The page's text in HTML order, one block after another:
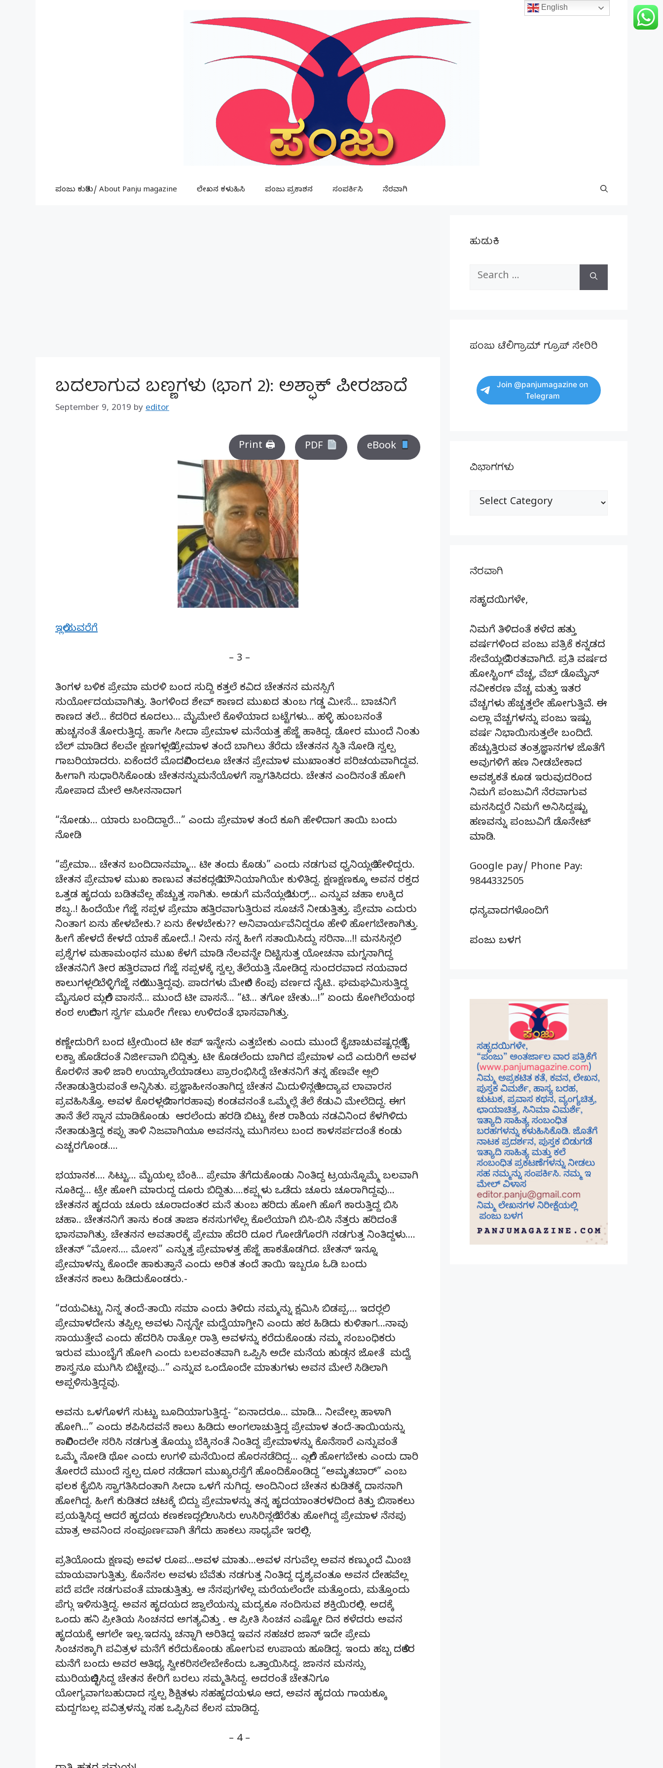
ಪಂಜು ಕುರಿತು/ About Panju magazine ಲೇಖನ ಕಳುಹಿಸಿ ಪಂಜು ಪ್ರಕಾಶನ ಸಂಪರ್ಕಿಸಿ ನೆರವಾಗಿ
ಬದಲಾಗುವ ಬಣ್ಣಗಳು (ಭಾಗ 2): ಅಶ್ಫಾಕ್ ಪೀರಜಾದೆ
September 9, 2019 by editor
Print 🖨 PDF eBook
ಇಲ್ಲಿಯವರೆಗೆ
– 3 –
ತಿಂಗಳ ಬಳಿಕ ಪ್ರೇಮಾ ಮರಳಿ ಬಂದ ಸುದ್ದಿ ಕತ್ತಲೆ ಕವಿದ ಚೇತನನ ಮನಸ್ಸಿಗೆ
ಸುರ್ಯೋದಯವಾಗಿತ್ತು. ತಿಂಗಳಿಂದ ಶೇವ್ ಕಾಣದ ಮುಖದ ತುಂಬ ಗಡ್ಡ ಮೀಸೆ… ಬಾಚನಿಗೆ
ಕಾಣದ ತಲೆ… ಕೆದರಿದ ಕೂದಲು… ಮೈಮೇಲೆ ಕೊಳೆಯಾದ ಬಟ್ಟೆಗಳು… ಹಳ್ಳಿ ಹುಂಬನಂತೆ
ಹುಚ್ಚನಂತೆ ತೋರುತ್ತಿದ್ದ. ಹಾಗೇ ಸೀದಾ ಪ್ರೇಮಾಳ ಮನೆಯತ್ತ ಹೆಜ್ಜೆ ಹಾಕಿದ್ದ. ಡೋರ ಮುಂದೆ ನಿಂತು
ಬೆಲ್ ಮಾಡಿದ ಕೆಲವೇ ಕ್ಷಣಗಳಲ್ಲಿ ಪ್ರೇಮಾಳ ತಂದೆ ಬಾಗಿಲು ತೆರೆದು ಚೇತನನ ಸ್ಥಿತಿ ನೋಡಿ ಸ್ವಲ್ಪ
ಗಾಬರಿಯಾದರು. ಏಕೆಂದರೆ ಮೊದಲಿನಿಂದಲೂ ಚೇತನ ಪ್ರೇಮಾಳ ಮುಖಾಂತರ ಪರಿಚಯವಾಗಿದ್ದವ.
ಹೀಗಾಗಿ ಸುಧಾರಿಸಿಕೊಂಡು ಚೇತನನ್ನುಮನೆಯೊಳಗೆ ಸ್ವಾಗತಿಸಿದರು. ಚೇತನ ಎಂದಿನಂತೆ ಹೋಗಿ
ಸೋಪಾದ ಮೇಲೆ ಆಸೀನನಾದಾಗ
“ನೋಡು… ಯಾರು ಬಂದಿದ್ದಾರೆ…” ಎಂದು ಪ್ರೇಮಾಳ ತಂದೆ ಕೂಗಿ ಹೇಳಿದಾಗ ತಾಯಿ ಬಂದು
ನೋಡಿ
“ಪ್ರೇಮಾ… ಚೇತನ ಬಂದಿದಾನಮ್ಮಾ… ಟೀ ತಂದು ಕೊಡು” ಎಂದು ನಡಗುವ ಧ್ವನಿಯಲ್ಲಿ ಹೇಳಿದ್ದರು.
ಚೇತನ ಪ್ರೇಮಾಳ ಮುಖ ಕಾಣುವ ತವಕದಲ್ಲಿ ಮೌನಿಯಾಗಿಯೇ ಕುಳಿತಿದ್ದ. ಕ್ಷಣಕ್ಷಣಕ್ಕೂ ಅವನ ರಕ್ತದ
ಒತ್ತಡ ಹೃದಯ ಬಡಿತವೆಲ್ಲ ಹೆಚ್ಚುತ್ತ ಸಾಗಿತು. ಅಡುಗೆ ಮನೆಯಲ್ಲಿ ಚುರ್ರ್… ಎನ್ನುವ ಚಹಾ ಉಕ್ಕಿದ
ಶಬ್ಧ..! ಹಿಂದೆಯೇ ಗೆಜ್ಜೆ ಸಪ್ಪಳ ಪ್ರೇಮಾ ಹತ್ತಿರವಾಗುತ್ತಿರುವ ಸೂಚನೆ ನೀಡುತ್ತಿತ್ತು. ಪ್ರೇಮಾ ಎದುರು
ನಿಂತಾಗ ಏನು ಹೇಳಬೇಕು.? ಏನು ಕೇಳಬೇಕು?? ಅನಿವಾರ್ಯವೆನಿದ್ದರೂ ಹೇಳಿ ಹೋಗಬೇಕಾಗಿತ್ತು.
ಹೀಗೆ ಹೇಳದೆ ಕೇಳದೆ ಯಾಕೆ ಹೋದೆ..! ನೀನು ನನ್ನ ಹೀಗೆ ಸತಾಯಿಸಿದ್ದು ಸರಿನಾ…!! ಮನಸಿನಲ್ಲಿ
ಪ್ರಶ್ನೆಗಳ ಮಹಾಮಂಥನ ಮುಖ ಕೆಳಗೆ ಮಾಡಿ ನೆಲವನ್ನೇ ದಿಟ್ಟಿಸುತ್ತ ಯೋಚನಾ ಮಗ್ನನಾಗಿದ್ದ
ಚೇತನನಿಗೆ ತೀರ ಹತ್ತಿರವಾದ ಗೆಜ್ಜೆ ಸಪ್ಪಳಕ್ಕೆ ಸ್ವಲ್ಪ ತೆಲೆಯತ್ತಿ ನೋಡಿದ್ದ ಸುಂದರವಾದ ನಯವಾದ
ಕಾಲುಗಳಲ್ಲಿ ಬೆಳ್ಳಿಗೆಜ್ಜೆ ನಲಿಯುತ್ತಿದ್ದವು. ಪಾದಗಳು ಮೇಲಿನ ಕೆಂಪು ವರ್ಣದ ನೈಟಿ.. ಘಮಘಮಿಸುತ್ತಿದ್ದ
ಮೈಸೂರ ಮಲ್ಲಿಗೆ ವಾಸನೆ… ಮುಂದೆ ಟೀ ವಾಸನೆ… “ಟಿ… ತಗೋ ಚೇತು…!” ಏಂದು ಕೋಗಿಲೆಯಂಥ
ಕಂಠ ಉಲಿದಾಗ ಸ್ವರ್ಗ ಮೂರೇ ಗೇಣು ಉಳಿದಂತೆ ಭಾಸವಾಗಿತ್ತು.
ಕಣ್ಣೇದುರಿಗೆ ಬಂದ ಟ್ರೇಯಿಂದ ಟೀ ಕಪ್ ಇನ್ನೇನು ಎತ್ತಬೇಕು ಎಂದು ಮುಂದೆ ಕೈಚಾಚುವಷ್ಟರಲ್ಲಿ ಕೈ
ಲಕ್ವಾ ಹೊಡೆದಂತೆ ನಿರ್ಜೀವಾಗಿ ಬಿದ್ದಿತ್ತು. ಟೀ ಕೊಡಲೆಂದು ಬಾಗಿದ ಪ್ರೇಮಾಳ ಎದೆ ಎದುರಿಗೆ ಅವಳ
ಕೊರಳಿನ ತಾಳಿ ಜಾರಿ ಉಯ್ಯಾಲೆಯಾಡಲು ಪ್ರಾರಂಭಿಸಿದ್ದೆ ಚೇತನನಿಗೆ ತನ್ನ ಹೆಣವೇ ಅಲ್ಲಿ
ನೇತಾಡುತ್ತಿರುವಂತೆ ಅನ್ನಿಸಿತು. ಪ್ರಜ್ಞಾಹೀನಂತಾಗಿದ್ದ ಚೇತನ ಮಿದುಳಿನಲ್ಲಿ ಅದ್ಯಾವ ಲಾವಾರಸ
ಪ್ರವಹಿಸಿತ್ತೊ. ಅವಳ ಕೊರಳಲ್ಲಿ ನಾಗರಹಾವು ಕಂಡವನಂತೆ ಒಮ್ಮೆಲ್ಲೆ ತೆಲೆ ಕೆಡುವಿ ಮೇಲೆದಿದ್ದ. ಈಗ
ತಾನೆ ತೆಲೆ ಸ್ನಾನ ಮಾಡಿಕೊಂಡು ಆರಲೆಂದು ಹರಡಿ ಬಿಟ್ಟು ಕೇಶ ರಾಶಿಯ ನಡವಿನಿಂದ ಕೆಳಗಿಳಿದು
ನೇತಾಡುತ್ತಿದ್ದ ಕಪ್ಪು ತಾಳಿ ನಿಜವಾಗಿಯೂ ಅವನನ್ನು ಮುಗಿಸಲು ಬಂದ ಕಾಳಸರ್ಪದಂತೆ ಕಂಡು
ಎಚ್ಚರಗೊಂಡ….
ಭಯಾನಕ…. ಸಿಟ್ಟು… ಮೈಯಲ್ಲ ಬೆಂಕಿ… ಪ್ರೇಮಾ ತೆಗೆದುಕೊಂಡು ನಿಂತಿದ್ದ ಟ್ರಯನ್ನೊಮ್ಮೆ ಬಲವಾಗಿ
ನೂಕಿದ್ದ… ಟ್ರೇ ಹೋಗಿ ಮಾರುದ್ದ ದೂರು ಬಿದ್ದಿತು….ಕಪ್ಪ್ಗಳು ಒಡೆದು ಚೂರು ಚೂರಾಗಿದ್ದವು…
ಚೇತನನ ಹೃದಯ ಚೂರು ಚೂರಾದಂತರ ಮನೆ ತುಂಬ ಹರಿದು ಹೋಗಿ ಹೊಗೆ ಕಾರುತ್ತಿದ್ದ ಬಿಸಿ
ಚಹಾ.. ಚೇತನನಿಗೆ ತಾನು ಕಂಡ ತಾಜಾ ಕನಸುಗಳೆಲ್ಲ ಕೊಲೆಯಾಗಿ ಬಿಸಿ-ಬಿಸಿ ನೆತ್ತರು ಹರಿದಂತೆ
ಭಾಸವಾಗಿತ್ತು. ಚೇತನನ ಅವತಾರಕ್ಕೆ ಪ್ರೇಮಾ ಹೆದರಿ ದೂರ ಗೋಡೆಗೊರಗಿ ನಡಗುತ್ತ ನಿಂತಿದ್ದಳು….
ಚೇತನ್ “ಮೋಸ…. ಮೋಸ” ಎನ್ನುತ್ತ ಪ್ರೇಮಾಳತ್ತ ಹೆಜ್ಜೆ ಹಾಕತೊಡಗಿದ. ಚೇತನ್ ಇನ್ನೂ
ಪ್ರೇಮಾಳನ್ನು ಕೊಂದೇ ಹಾಕುತ್ತಾನೆ ಎಂದು ಅರಿತ ತಂದೆ ತಾಯಿ ಇಬ್ಬರೂ ಓಡಿ ಬಂದು
ಚೇತನನ ಕಾಲು ಹಿಡಿದುಕೊಂಡರು.-
“ದಯವಿಟ್ಟು ನಿನ್ನ ತಂದೆ-ತಾಯಿ ಸಮಾ ಎಂದು ತಿಳಿದು ನಮ್ಮನ್ನು ಕ್ಷಮಿಸಿ ಬಿಡಪ್ಪ…. ಇದರಲ್ಲಿ
ಪ್ರೇಮಾಳದೇನು ತಪ್ಪಿಲ್ಲ ಅವಳು ನಿನ್ನನ್ನೇ ಮದ್ವೆಯಾಗ್ತೀನಿ ಎಂದು ಹಠ ಹಿಡಿದು ಕುಳಿತಾಗ…ನಾವು
ಸಾಯುತ್ತೇವೆ ಎಂದು ಹೆದರಿಸಿ ರಾತ್ರೋ ರಾತ್ರಿ ಅವಳನ್ನು ಕರೆದುಕೊಂಡು ನಮ್ಮ ಸಂಬಂಧಿಕರು
ಇರುವ ಮುಂಬೈಗೆ ಹೋಗಿ ಎಂದು ಬಲವಂತವಾಗಿ ಒಪ್ಪಿಸಿ ಅದೇ ಮನೆಯ ಹುಡ್ಗನ ಜೋತೆ ಮದ್ವೆ
ಶಾಸ್ತ್ರನೂ ಮುಗಿಸಿ ಬಿಟ್ಟೇವು…” ಎನ್ನುವ ಒಂದೊಂದೇ ಮಾತುಗಳು ಅವನ ಮೇಲೆ ಸಿಡಿಲಾಗಿ
ಅಪ್ಪಳಿಸುತ್ತಿದ್ದವು.
ಅವನು ಒಳಗೊಳಗೆ ಸುಟ್ಟು ಬೂದಿಯಾಗುತ್ತಿದ್ದ- “ಏನಾದರೂ… ಮಾಡಿ… ನೀವೇಲ್ಲ ಹಾಳಾಗಿ
ಹೋಗಿ…” ಎಂದು ಶಪಿಸಿದವನೆ ಕಾಲು ಹಿಡಿದು ಅಂಗಲಾಚುತ್ತಿದ್ದ ಪ್ರೇಮಾಳ ತಂದೆ-ತಾಯಿಯನ್ನು
ಕಾಲಿನಿಂದಲೇ ಸರಿಸಿ ನಡಗುತ್ತ ತೊಯ್ದು ಬೆಕ್ಕಿನಂತೆ ನಿಂತಿದ್ದ ಪ್ರೇಮಾಳನ್ನು ಕೊನೆಸಾರೆ ಎನ್ನುವಂತೆ
ಒಮ್ಮೆ ನೋಡಿ ಥೋ ಎಂದು ಉಗಳಿ ಮನೆಯಿಂದ ಹೊರನಡೆದಿದ್ದ… ಎಲ್ಲಿಗೆ ಹೋಗಬೇಕು ಎಂದು ದಾರಿ
ತೋರದೆ ಮುಂದೆ ಸ್ವಲ್ಪ ದೂರ ನಡೆದಾಗ ಮುಖ್ಯರಸ್ತೆಗೆ ಹೊಂದಿಕೊಂಡಿದ್ದ “ಅಮೃತಬಾರ್” ಎಂಬ
ಫಲಕ ಕೈಬಿಸಿ ಸ್ವಾಗತಿಸಿದಂತಾಗಿ ಸೀದಾ ಒಳಗೆ ನುಗಿದ್ದ. ಅಂದಿನಿಂದ ಚೇತನ ಕುಡಿತಕ್ಕೆ ದಾಸನಾಗಿ
ಹೋಗಿದ್ದ. ಹೀಗೆ ಕುಡಿತದ ಚಟಕ್ಕೆ ಬಿದ್ದು ಪ್ರೇಮಾಳನ್ನು ತನ್ನ ಹೃದಯಾಂತರಳದಿಂದ ಕಿತ್ತು ಬಿಸಾಕಲು
ಪ್ರಯತ್ನಿಸಿದ್ದ ಆದರೆ ಹೃದಯ ಕಣಕಣದಲ್ಲಿ, ಉಸಿರು ಉಸಿರಿನಲ್ಲಿ ಬೆರೆತು ಹೋಗಿದ್ದ ಪ್ರೇಮಾಳ ನೆನಪು
ಮಾತ್ರ ಅವನಿಂದ ಸಂಪೂರ್ಣವಾಗಿ ತೆಗೆದು ಹಾಕಲು ಸಾಧ್ಯವೇ ಇರಲಿಲ್ಲ.
ಪ್ರತಿಯೊಂದು ಕ್ಷಣವು ಅವಳ ರೂಪ…ಅವಳ ಮಾತು…ಅವಳ ನಗುವೆಲ್ಲ ಅವನ ಕಣ್ಮುಂದೆ ಮಿಂಚಿ
ಮಾಯವಾಗುತ್ತಿತ್ತು. ಕೊನೆಸಲ ಅವಳು ಬೆವೆತು ನಡಗುತ್ತ ನಿಂತಿದ್ದ ದೃಶ್ಯವಂತೂ ಅವನ ದೇಹವೆಲ್ಲ
ಪದೆ ಪದೇ ನಡಗುವಂತೆ ಮಾಡುತ್ತಿತ್ತು. ಆ ನೆನಪುಗಳೆಲ್ಲ ಮರೆಯಲೆಂದೇ ಮತ್ತೊಂದು, ಮತ್ತೊಂದು
ಪೆಗ್ಗು ಇಳಿಸುತ್ತಿದ್ದ. ಅವನ ಹೃದಯದ ಜ್ವಾಲೆಯನ್ನು ಮದ್ಯಕೂ ನಂದಿಸುವ ಶಕ್ತಿಯಿರಲಿಲ್ಲ. ಅದಕ್ಕೆ
ಒಂದು ಹನಿ ಪ್ರೀತಿಯ ಸಿಂಚನದ ಅಗತ್ಯವಿತ್ತು . ಆ ಪ್ರೀತಿ ಸಿಂಚನ ಎಷ್ಟೋ ದಿನ ಕಳೆದರು ಅವನ
ಹೃದಯಕ್ಕೆ ಆಗಲೇ ಇಲ್ಲ.ಇದನ್ನು ಚನ್ನಾಗಿ ಅರಿತಿದ್ದ ಇವನ ಸಹಚರ ಜಾನ್ ಇದೇ ಪ್ರೇಮ
ಸಿಂಚನಕ್ಕಾಗಿ ಪವಿತ್ರಳ ಮನೆಗೆ ಕರೆದುಕೊಂಡು ಹೋಗುವ ಉಪಾಯ ಹೂಡಿದ್ದ. ಇಂದು ಹಬ್ಬ ದಲಿತರ
ಮನೆಗೆ ಬಂದು ಅವರ ಆತಿಥ್ಯ ಸ್ವೀಕರಿಸಲೇಬೇಕೆಂದು ಒತ್ತಾಯಿಸಿದ್ದ. ಜಾನನ ಮನಸ್ಸು
ಮುರಿಯಲಿಚ್ಛಿಸಿದ್ದ ಚೇತನ ಕೇರಿಗೆ ಬರಲು ಸಮ್ಮತಿಸಿದ್ದ. ಅದರಂತೆ ಚೇತನಿಗೂ
ಯೋಗ್ಯವಾಗಬಹುದಾದ ಸ್ವಲ್ಪ ಶಿಕ್ಷಿತಳು ಸಹಹೃದಯಳೂ ಆದ, ಅವನ ಹೃದಯ ಗಾಯಕ್ಕೂ
ಮದ್ದಗಬಲ್ಲ ಪವಿತ್ರಳನ್ನು ಸಹ ಒಪ್ಪಿಸಿವ ಕೆಲಸ ಮಾಡಿದ್ದ.
– 4 –
ಹುಡುಕಿ
Search
ಪಂಜು ಟೆಲಿಗ್ರಾಮ್ ಗ್ರೂಪ್ ಸೇರಿರಿ
Join @panjumagazine on
Telegram
ವಿಭಾಗಗಳು
ವಿಭಾಗಗಳು
ನೆರವಾಗಿ
ಸಹೃದಯಿಗಳೇ,
ನಿಮಗೆ ತಿಳಿದಂತೆ ಕಳೆದ ಹತ್ತು
ವರ್ಷಗಳಿಂದ ಪಂಜು ಪತ್ರಿಕೆ ಕನ್ನಡದ
ಸೇವೆಯಲ್ಲಿ ನಿರತವಾಗಿದೆ. ಪ್ರತಿ ವರ್ಷದ
ಹೋಸ್ಟಿಂಗ್‌ ವೆಚ್ಚ, ವೆಬ್‌ ಡೊಮೈನ್‌
ನವೀಕರಣ ವೆಚ್ಚ ಮತ್ತು ಇತರ
ವೆಚ್ಚಗಳು ಹೆಚ್ಚತ್ತಲೇ ಹೋಗುತ್ತಿವೆ. ಈ
ಎಲ್ಲಾ ವೆಚ್ಚಗಳನ್ನು ಪಂಜು ಇಷ್ಟು
ವರ್ಷ ನಿಭಾಯಿಸುತ್ತಲೇ ಬಂದಿದೆ.
ಹೆಚ್ಚುತ್ತಿರುವ ತಂತ್ರಜ್ಞಾನಗಳ ಜೊತೆಗೆ
ಅವುಗಳಿಗೆ ಹಣ ನೀಡಬೇಕಾದ
ಅವಶ್ಯಕತೆ ಕೂಡ ಇರುವುದರಿಂದ
ನಿಮಗೆ ಪಂಜುವಿಗೆ ನೆರವಾಗುವ
ಮನಸಿದ್ದರೆ ನಿಮಗೆ ಅನಿಸಿದ್ದಷ್ಟು
ಹಣವನ್ನು ಪಂಜುವಿಗೆ ಡೊನೇಟ್‌
ಮಾಡಿ.
Google pay/ Phone Pay:
9844332505
ಧನ್ಯವಾದಗಳೊಂದಿಗೆ
ಪಂಜು ಬಳಗ
English